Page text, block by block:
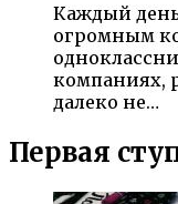
Каждый
огромным
компаниях,
далеко не…
Первая